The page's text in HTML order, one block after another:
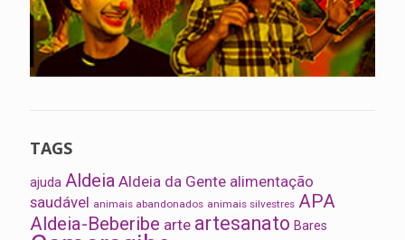
TAGS
ajuda Aldeia Aldeia da Gente alimentação
saudável animais abandonados animais silvestres APA
Aldeia-Beberibe arte artesanato Bares